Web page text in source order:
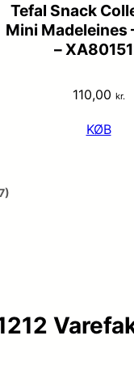
Tefal Snack
Mini Madeleines
–
110,00 kr.
KØB